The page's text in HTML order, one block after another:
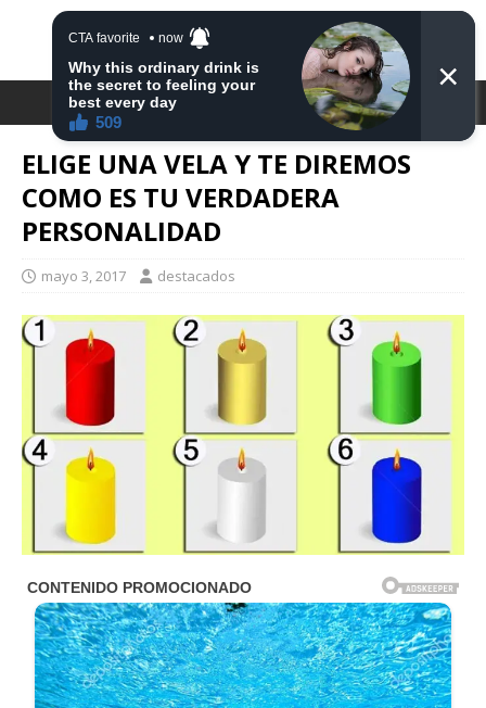
DESTACA2
ELIGE UNA VELA Y TE DIREMOS
COMO ES TU VERDADERA
PERSONALIDAD
mayo 3, 2017 destacados